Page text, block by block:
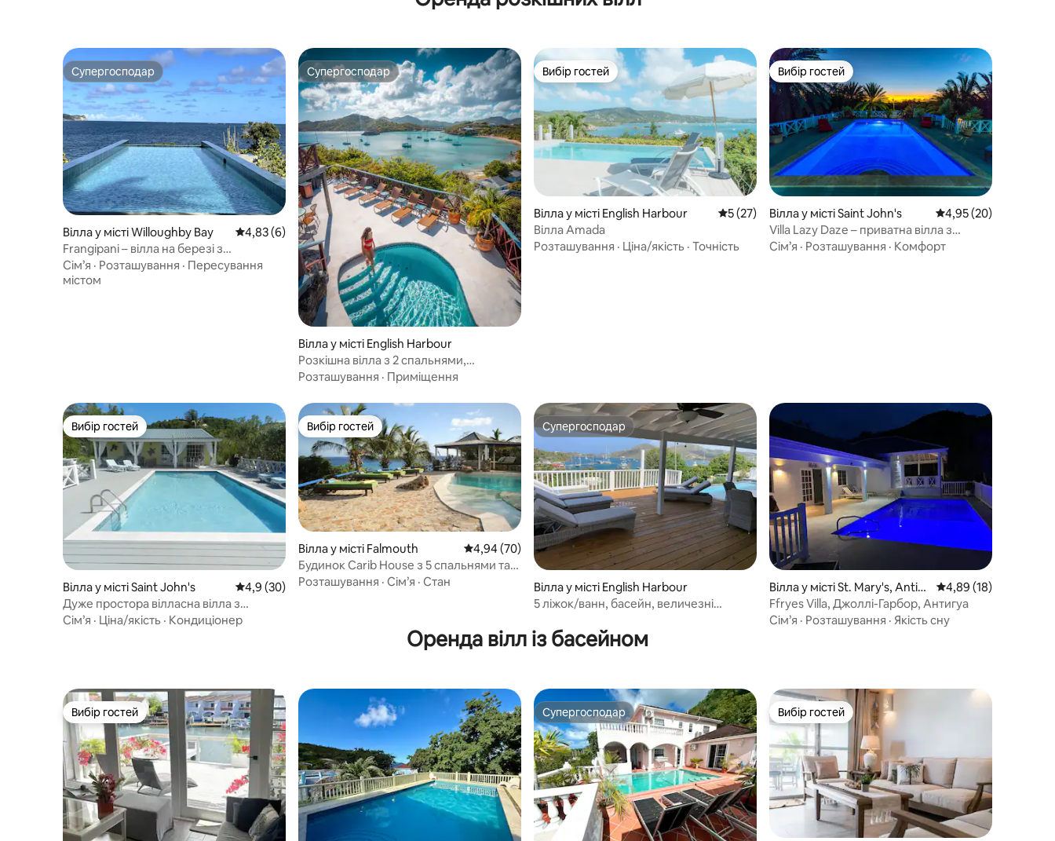
Супергосподар
Супергосподар
Вілла у місті Willoughby Bay Середня оцінка: 4,83 з 5, відгуки: 6
4,83 (6)
Frangipani – вілла на березі з
приголомшливим розташуванням
Сім’я · Розташування · Пересування
містом
Супергосподар
Супергосподар
Вілла у місті English Harbour
Розкішна вілла з 2 спальнями,
Moondance Antigua
Розташування · Приміщення
Вибір гостей
Вибір гостей
Вілла у місті English Harbour Середня оцінка: 5 з 5, відгуки: 27
5 (27)
Вілла Amada
Розташування · Ціна/якість · Точність
Вибір гостей
Вибір гостей
Вілла у місті Saint John's Середня оцінка: 4,95
4,95 (20)
Villa Lazy Daze – приватна вілла з
великим басейном
Сім’я · Розташування · Комфорт
Вибір гостей
Вибір гостей
Вілла у місті Saint John's Середня оцінка: 4,9 з 5, відгуки: 30
4,9 (30)
Дуже простора вілласна вілла з
4 спальнями та басейном
Сім’я · Ціна/якість · Кондиціонер
Вибір гостей
Вибір гостей
Вілла у місті Falmouth Середня оцінка: 4,94 з 5, відгуки: 70
4,94 (70)
Будинок Carib House з 5 спальнями та
басейном неподалік від пляжу
Розташування · Сім’я · Стан
Супергосподар
Супергосподар
Вілла у місті English Harbour
5 ліжок/ванн, басейн, величезні
прогулянки до Габор
Вілла у місті St. Mary's, Antig
ua, West Indies
Середня оцінка: 4,89
4,89 (18)
Ffryes Villa, Джоллі-Гарбор, Антигуа
Сім’я · Розташування · Якість сну
Оренда вілл із басейном
Вибір гостей
Вибір гостей Супергосподар
Супергосподар Вибір гостей
Вибір гостей